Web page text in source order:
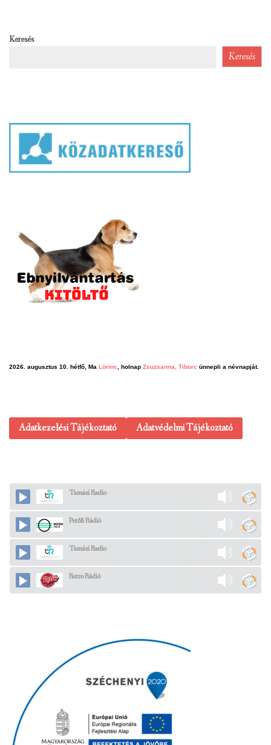
Keresés
Keresés
2026. augusztus 10. hétfő, Ma Lörinc , holnap Zsuzsanna, Tiborc ünnepli a névnapját.
Adatkezelési Tájékoztató Adatvédelmi Tájékoztató
Tamási Radio
Petőfi Rádió
Tamási Radio
Retro Rádió